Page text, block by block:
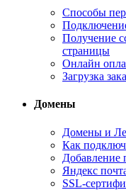
Способы
Получение
страницы
Онлайн
Загрузка
Домены
Домены и
Как
Добавление
Яндекс
SSL-